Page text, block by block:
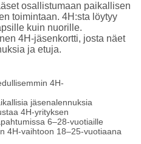
osallistumaan paikallisen
toimintaan. 4H:sta löytyy
kuin nuorille.
4H-jäsenkortti, josta näet
ja etuja.
4H-
jäsenalennuksia
4H-yrityksen
6–28-vuotiaille
4H-vaihtoon 18–25-vuotiaana